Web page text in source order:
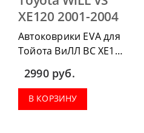
XE120 2001-2004
Автоковрики EVA для
Тойота ВиЛЛ ВС ХЕ120
2001-2004 можно
приобрести в
комплектации:
водительский коврик,
2990 руб.
В КОРЗИНУ